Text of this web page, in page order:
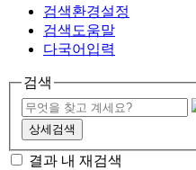
검색환경설정
검색도움말
다국어입력
검색
상세검색
결과 내 재검색